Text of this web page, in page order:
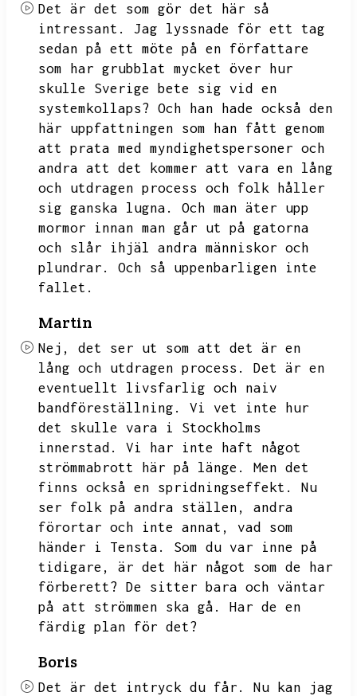
Det är det som gör det här så
intressant.
Jag lyssnade för ett tag
sedan på ett möte på en författare
som har grubblat mycket över hur
skulle Sverige bete sig vid en
systemkollaps? Och han hade också den
här uppfattningen som han fått genom
att prata med myndighetspersoner och
andra att det kommer att vara en lång
och utdragen process och folk håller
sig ganska lugna.
Och man äter upp
mormor innan man går ut på gatorna
och slår ihjäl andra människor och
plundrar.
Och så uppenbarligen inte
fallet.
Martin
Nej,
det ser ut som att det är en
lång och utdragen process.
Det är en
eventuellt livsfarlig och naiv
bandföreställning.
Vi vet inte hur
det skulle vara i Stockholms
innerstad.
Vi har inte haft något
strömmabrott här på länge.
Men det
finns också en spridningseffekt.
Nu
ser folk på andra ställen,
andra
förortar och inte annat,
vad som
händer i Tensta.
Som du var inne på
tidigare,
är det här något som de har
förberett? De sitter bara och väntar
på att strömmen ska gå.
Har de en
färdig plan för det?
Boris
Det är det intryck du får.
Nu kan jag